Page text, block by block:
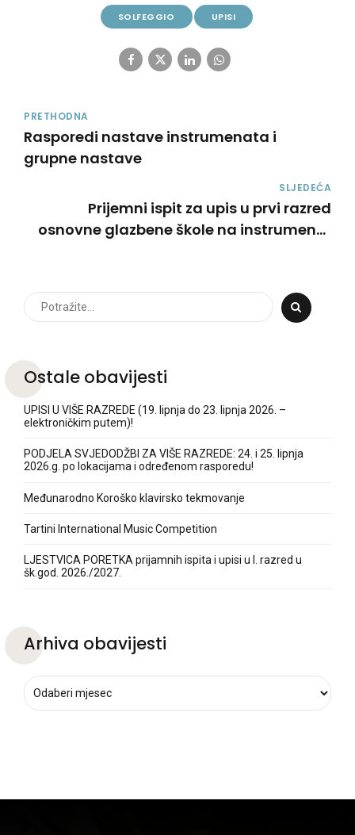
SOLFEGGIO UPISI
PRETHODNA
Rasporedi nastave instrumenata i
grupne nastave
SLJEDEĆA
Prijemni ispit za upis u prvi razred
osnovne glazbene škole na instrumente
Ostale obavijesti
UPISI U VIŠE RAZREDE (19. lipnja do 23. lipnja 2026. –
elektroničkim putem)!
PODJELA SVJEDODŽBI ZA VIŠE RAZREDE: 24. i 25. lipnja
2026.g. po lokacijama i određenom rasporedu!
Međunarodno Koroško klavirsko tekmovanje
Tartini International Music Competition
LJESTVICA PORETKA prijamnih ispita i upisi u I. razred u
šk.god. 2026./2027.
Arhiva obavijesti